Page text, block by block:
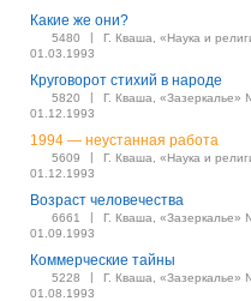
Какие же они?
5480 |
Г. Кваша, «Наука и
01.03.1993
Круговорот стихий в народе
5820 |
Г. Кваша, «Зазеркалье»
01.12.1993
1994 — неустанная работа
5609 |
Г. Кваша, «Наука и
01.12.1993
Возраст человечества
6661 |
Г. Кваша, «Зазеркалье»
01.09.1993
Коммерческие тайны
5228 |
Г. Кваша, «Зазеркалье»
01.08.1993